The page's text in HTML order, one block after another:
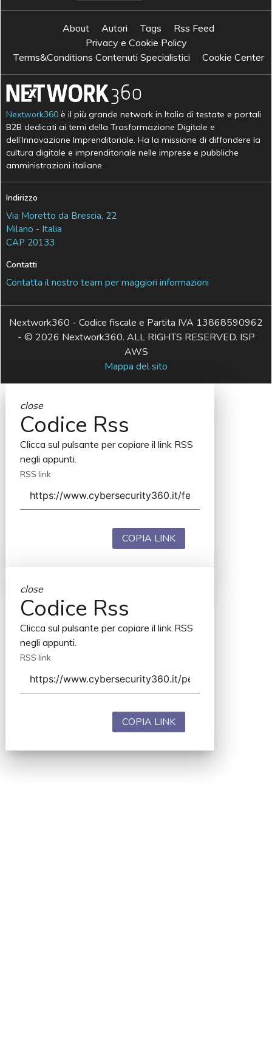
About Autori Tags
Rss Feed
Privacy e Cookie Policy
Terms&Conditions Contenuti Specialistici
Cookie Center
Nextwork360 è il più grande network in Italia di testate e portali
B2B dedicati ai temi della Trasformazione Digitale e
dell’Innovazione Imprenditoriale. Ha la missione di diffondere la
cultura digitale e imprenditoriale nelle imprese e pubbliche
amministrazioni italiane.
Indirizzo
Via Moretto da Brescia, 22
Milano - Italia
CAP 20133
Contatti
Contatta il nostro team per maggiori informazioni
Nextwork360 - Codice fiscale e Partita IVA 13868590962
- © 2026 Nextwork360. ALL RIGHTS RESERVED. ISP
AWS
Mappa del sito
close
Codice Rss
Clicca sul pulsante per copiare il link RSS
negli appunti.
RSS link
COPIA LINK
close
Codice Rss
Clicca sul pulsante per copiare il link RSS
negli appunti.
RSS link
COPIA LINK